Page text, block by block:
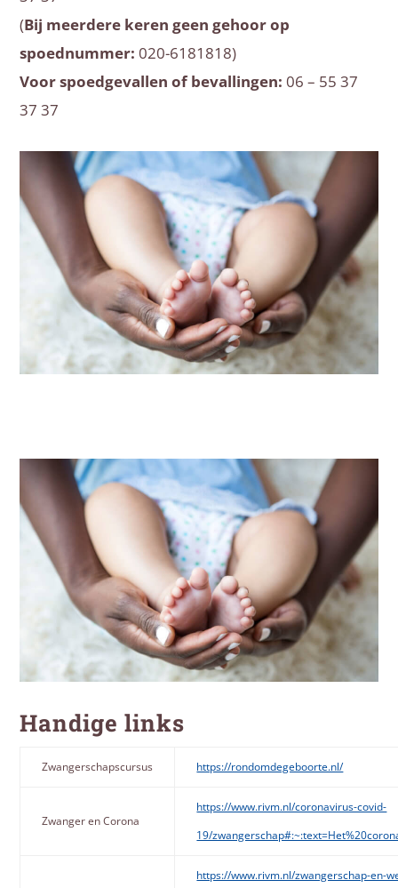
(Bij meerdere keren geen gehoor op
spoednummer: 020-6181818)
Voor spoedgevallen of bevallingen: 06 – 55 37
37 37
Handige links
Zwangerschapscursus https://rondomdegeboorte.nl/
Zwanger en Corona
https://www.rivm.nl/coronavirus-covid-
19/
https://www.rivm.nl/zwangerschap-en-